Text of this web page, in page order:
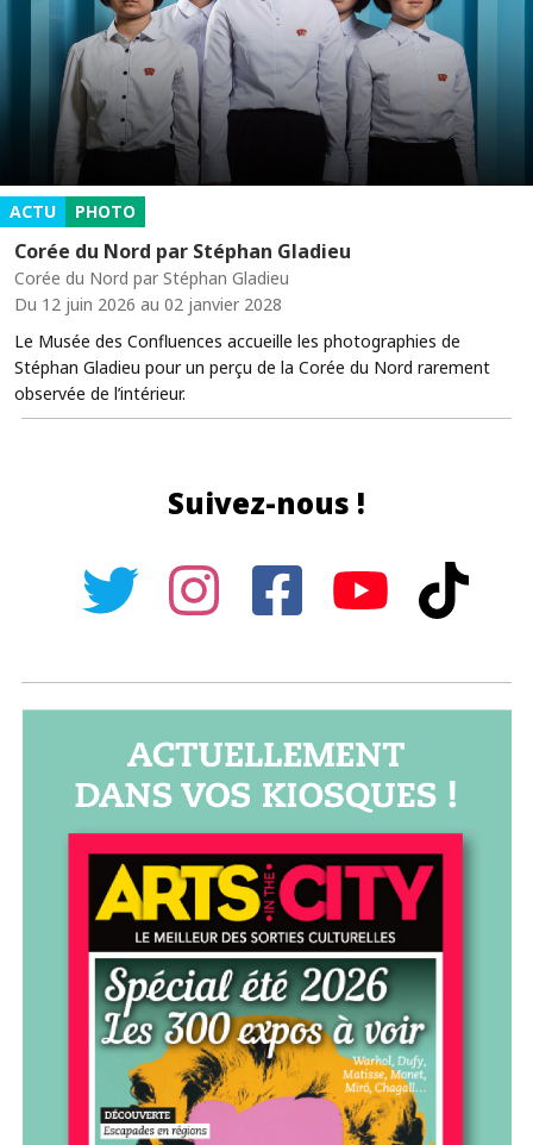
ACTU PHOTO
Corée du Nord par Stéphan Gladieu
Corée du Nord par Stéphan Gladieu
Du 12 juin 2026 au 02 janvier 2028
Le Musée des Confluences accueille les photographies de
Stéphan Gladieu pour un perçu de la Corée du Nord rarement
observée de l’intérieur.
Suivez-nous !